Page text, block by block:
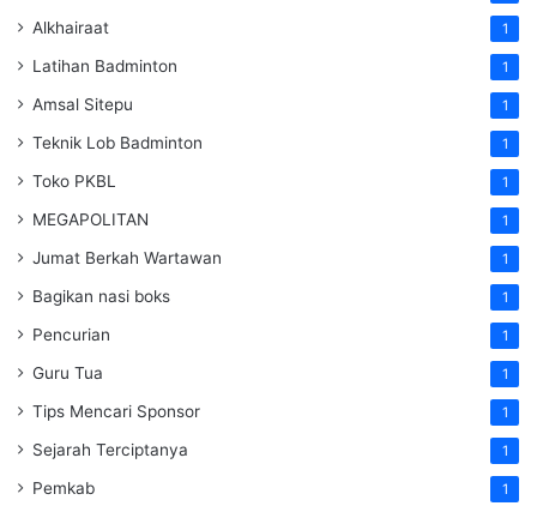
Alkhairaat 1
Latihan Badminton 1
Amsal Sitepu 1
Teknik Lob Badminton 1
Toko PKBL 1
MEGAPOLITAN 1
Jumat Berkah Wartawan 1
Bagikan nasi boks 1
Pencurian 1
Guru Tua 1
Tips Mencari Sponsor 1
Sejarah Terciptanya 1
Pemkab 1